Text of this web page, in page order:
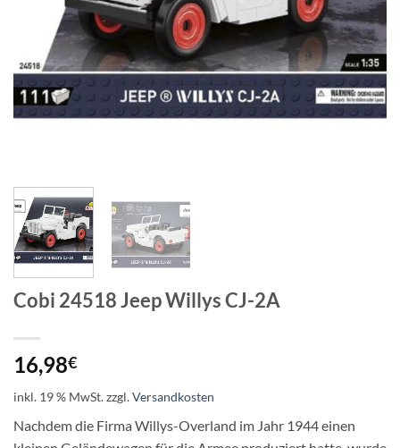
Cobi 24518 Jeep Willys CJ-2A
16,98€
inkl. 19 % MwSt.zzgl.Versandkosten
Nachdem die Firma Willys-Overland im Jahr 1944 einen